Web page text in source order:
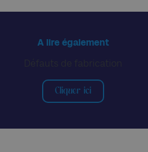
A lire également
Cliquer ici